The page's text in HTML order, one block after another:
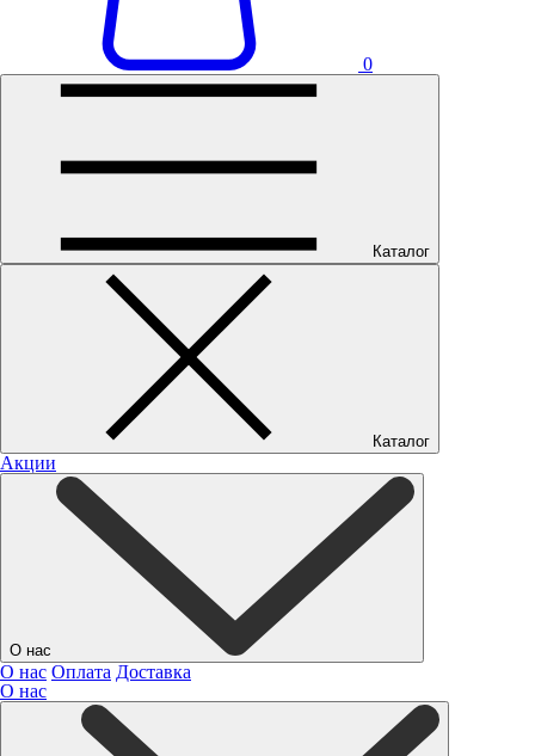
0
Каталог
Каталог
Акции
О нас
О нас Оплата Доставка
О нас